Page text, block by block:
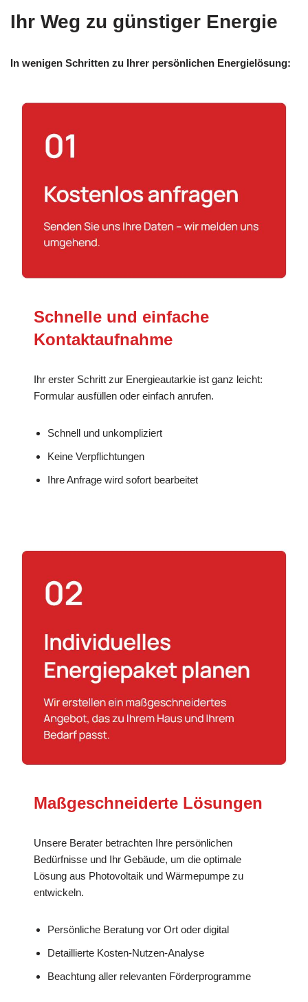
Ihr Weg zu günstiger Energie
In wenigen Schritten zu Ihrer persönlichen Energielösung:
Schnelle und einfache
Kontaktaufnahme
Ihr erster Schritt zur Energieautarkie ist ganz leicht:
Formular ausfüllen oder einfach anrufen.
Schnell und unkompliziert
Keine Verpflichtungen
Ihre Anfrage wird sofort bearbeitet
Maßgeschneiderte Lösungen
Unsere Berater betrachten Ihre persönlichen
Bedürfnisse und Ihr Gebäude, um die optimale
Lösung aus Photovoltaik und Wärmepumpe zu
entwickeln.
Persönliche Beratung vor Ort oder digital
Detaillierte Kosten-Nutzen-Analyse
Beachtung aller relevanten Förderprogramme